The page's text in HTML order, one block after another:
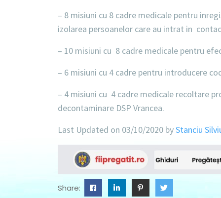
– 8 misiuni cu 8 cadre medicale pentru
izolarea persoanelor care au intrat in
– 10 misiuni cu 8 cadre medicale pentru
– 6 misiuni cu 4 cadre pentru introducere
– 4 misiuni cu 4 cadre medicale recoltare
decontaminare DSP Vrancea.
Last Updated on 03/10/2020 byStanciu
Share: